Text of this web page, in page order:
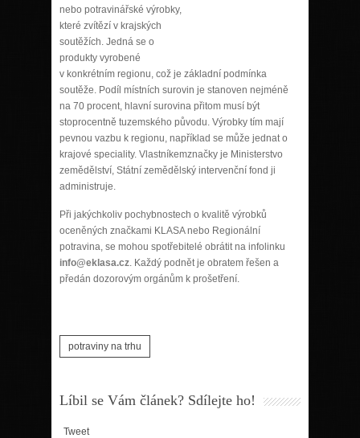
nebo potravinářské výrobky,
které zvítězí v krajských
soutěžích. Jedná se o
produkty vyrobené
v konkrétním regionu, což je základní podmínka
soutěže. Podíl místních surovin je stanoven nejméně
na 70 procent, hlavní surovina přitom musí být
stoprocentně tuzemského původu. Výrobky tím mají
pevnou vazbu k regionu, například se může jednat o
krajové speciality. Vlastníkemznačky je Ministerstvo
zemědělství, Státní zemědělský intervenční fond ji
administruje.
Při jakýchkoliv pochybnostech o kvalitě výrobků
oceněných značkami KLASA nebo Regionální
potravina, se mohou spotřebitelé obrátit na infolinku
info@eklasa.cz. Každý podnět je obratem řešen a
předán dozorovým orgánům k prošetření.
potraviny na trhu
Líbil se Vám článek? Sdílejte ho!
Tweet